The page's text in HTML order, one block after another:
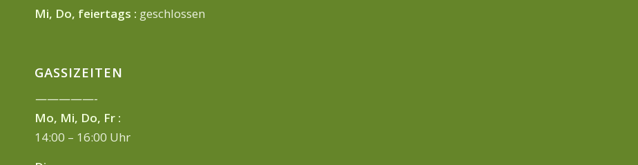
Mi, Do, feiertags : geschlossen
GASSIZEITEN
—————-
Mo, Mi, Do, Fr :
14:00 – 16:00 Uhr